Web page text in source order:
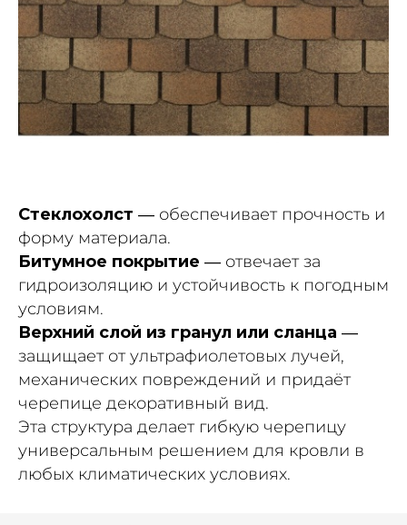
Стеклохолст — обеспечивает прочность и
форму материала.
Битумное покрытие — отвечает за
гидроизоляцию и устойчивость к погодным
условиям.
Верхний слой из гранул или сланца —
защищает от ультрафиолетовых лучей,
механических повреждений и придаёт
черепице декоративный вид.
Эта структура делает гибкую черепицу
универсальным решением для кровли в
любых климатических условиях.